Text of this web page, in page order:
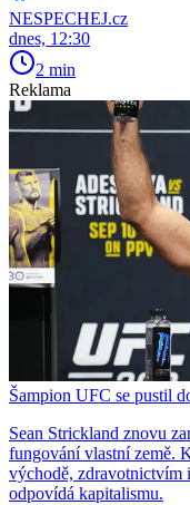
NESPECHEJ.cz
dnes, 12:30
2 min
Reklama
Šampion UFC se pustil
Sean Strickland znovu
fungování vlastní země.
východě, zdravotnictvím
odpovídá kapitalismu.